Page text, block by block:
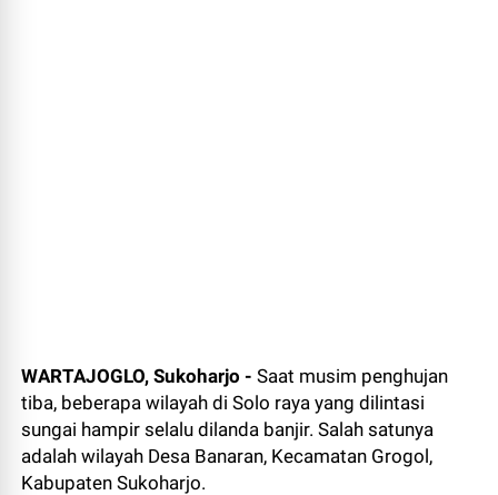
WARTAJOGLO, Sukoharjo -Saat musim penghujan
tiba, beberapa wilayah di Solo raya yang dilintasi
sungai hampir selalu dilanda banjir. Salah satunya
adalah wilayah Desa Banaran, Kecamatan Grogol,
Kabupaten Sukoharjo.